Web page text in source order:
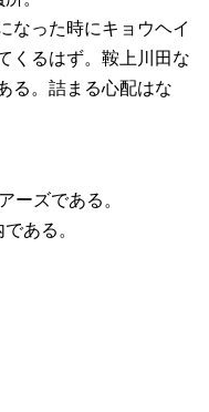
なった時にキョウヘイ
くるはず。鞍上川田な
る。詰まる心配はな
ーズである。
ある。